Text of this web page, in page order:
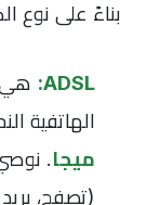
بناءً على نوع
ADSL: هي
الهاتفية
ميجا.
(تصفح،